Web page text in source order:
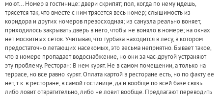
моют... Номер в гостинице: двери скрипят; пол, когда по нему идешь,
трясется так, что вместе с ним трясется весь номер; слышимость из
коридора и других номеров превосходная; из санузла реально воняет,
приходилось закрывать дверь в него, чтобы не воняло в номере; на окнах
нет москитных сеток. Учитывая, что турбаза находится в лесу, в котором
предостаточно летающих насекомых, это весьма неприятно. Бывает такое,
что в номере пропадает водоснабжение, но они за час-другой устраняют
эту проблему. Ресторан: В нем курят. Не в самом помещении, а только на
террасе, но все равно курят. Оплата картой в ресторане есть, но по факту ее
нет, т.к. в ресторане, в самой гостинице, да и вообще по всей базе связь
либо ловит отвратительно, либо не ловит вообще. Предлагают переводить